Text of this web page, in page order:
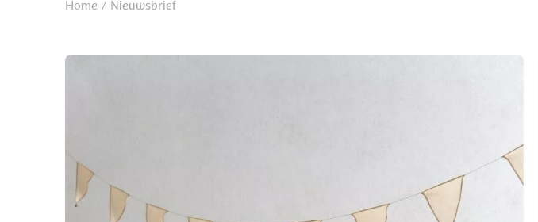
Home / Nieuwsbrief